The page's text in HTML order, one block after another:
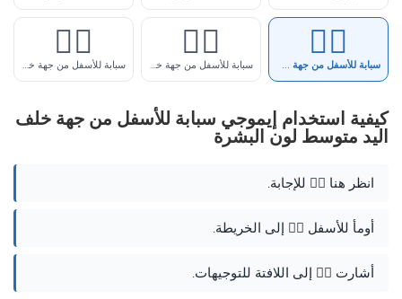
👇🏽
سبابة للأسفل من جهة خلف اليد متوسط لون البشرة
👇🏾
سبابة للأسفل من جهة خلف اليد داكن-متوسط لون البشرة
👇🏿
سبابة للأسفل من جهة خلف اليد داكن لون البشرة
كيفية استخدام إيموجي سبابة للأسفل من جهة خلف
اليد متوسط لون البشرة
انظر هنا 👇🏽 للإجابة.
أومأ للأسفل 👇🏽 إلى الخريطة.
أشارت 👇🏽 إلى اللافتة للتوجيهات.